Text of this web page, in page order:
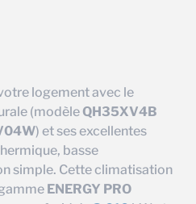
logement avec le
(modèle QH35XV4B
) et ses excellentes
basse
simple. Cette climatisation
ENERGY PRO